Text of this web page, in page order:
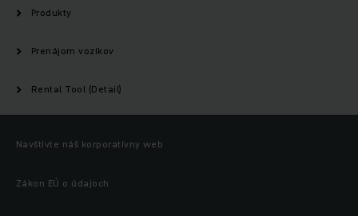
Produkty
Prenájom vozíkov
Rental Tool (Detail)
Navštívte náš korporatívny web
Zákon EÚ o údajoch